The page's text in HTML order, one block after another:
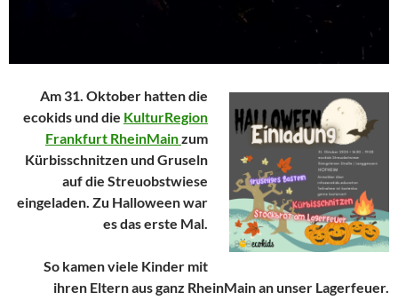
Am 31. Oktober hatten die
ecokids und die KulturRegion
Frankfurt RheinMainzum
Kürbisschnitzen und Gruseln
auf die Streuobstwiese
eingeladen. Zu Halloween war
es das erste Mal.
So kamen viele Kinder mit
ihren Eltern aus ganz RheinMain an unser Lagerfeuer.